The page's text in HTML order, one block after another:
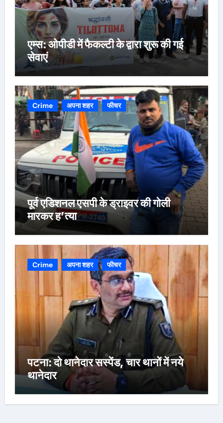
एम्स: ओपीडी में फैकल्टी के द्वारा शुरू की गई
सेवाएं
Crime अपना शहर फीचर
पूर्व एडिशनल एसपी के ड्राइवर की गोली
मारकर ह’त्या
Crime अपना शहर फीचर
पटना: दो थानेदार सस्पेंड, चार थानों में नये
थानेदार